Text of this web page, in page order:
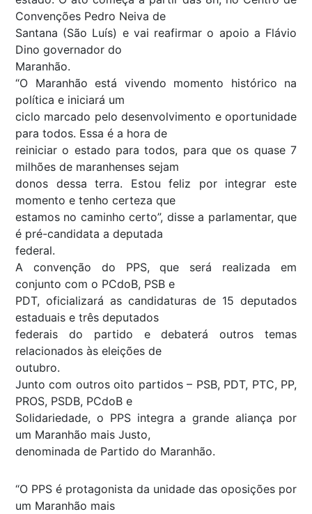
Convenções Pedro Neiva de
Santana (São Luís) e vai reafirmar o apoio a Flávio
Dino governador do
Maranhão.
“O Maranhão está vivendo momento histórico na
política e iniciará um
ciclo marcado pelo desenvolvimento e oportunidade
para todos. Essa é a hora de
reiniciar o estado para todos, para que os quase 7
milhões de maranhenses sejam
donos dessa terra. Estou feliz por integrar este
momento e tenho certeza que
estamos no caminho certo”, disse a parlamentar, que
é pré-candidata a deputada
federal.
A convenção do PPS, que será realizada em
conjunto com o PCdoB, PSB e
PDT, oficializará as candidaturas de 15 deputados
estaduais e três deputados
federais do partido e debaterá outros temas
relacionados às eleições de
outubro.
Junto com outros oito partidos – PSB, PDT, PTC, PP,
PROS, PSDB, PCdoB e
Solidariedade, o PPS integra a grande aliança por
um Maranhão mais Justo,
denominada de Partido do Maranhão.
“O PPS é protagonista da unidade das oposições por
um Maranhão mais